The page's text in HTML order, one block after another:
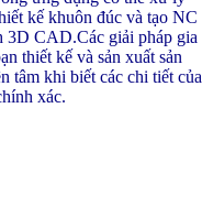
kế khuôn đúc và tạo NC
3D CAD.Các giải pháp gia
thiết kế và sản xuất sản
tâm khi biết các chi tiết của
xác.